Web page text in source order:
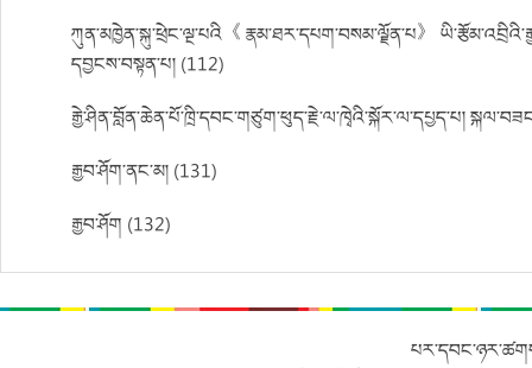
ཀུན་མཁྱེན་སྐུ་ཕྲེང་ལྔ་པའི《 རྣམ་ཐར་དཔག་བསམ་ལྗོན་པ》
དབྱངས་བསྟན་པ། (112)
རྒྱེ་ཤིན་བློན་ཆེན་པོ་ཁྲི་དབང་གཙུག་ཕུད་རྗེ་ལ་ཁྭེའི་སྐོར་ལ་དཔྱད་པ།
རྒྱབ་ཤོག་ནང་མ། (131)
རྒྱབ་ཤོག (132)